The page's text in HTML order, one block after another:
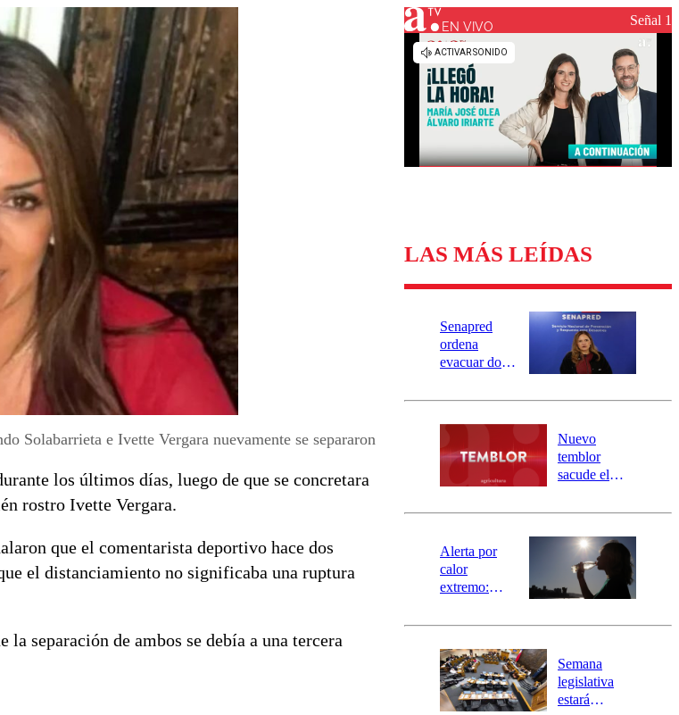
Universidad de Chile
Sustentabilidad
Solabarrieta e Ivette Vergara nuevamente se separaron
los últimos días, luego de que se concretara
rostro Ivette Vergara.
que el comentarista deportivo hace dos
el distanciamiento no significaba una ruptura
la separación de ambos se debía a una tercera
EN VIVO Señal 1
LAS MÁS LEÍDAS
Senapred
ordena
evacuar dos
Carahue por
río Damas:
activa
mensajería
SAE
Nuevo
temblor
sacude el
revisa la
epicentro
Alerta por
calor
extremo:
activa Alerta
Preventiva en
tres comunas
Semana
legislativa
estará